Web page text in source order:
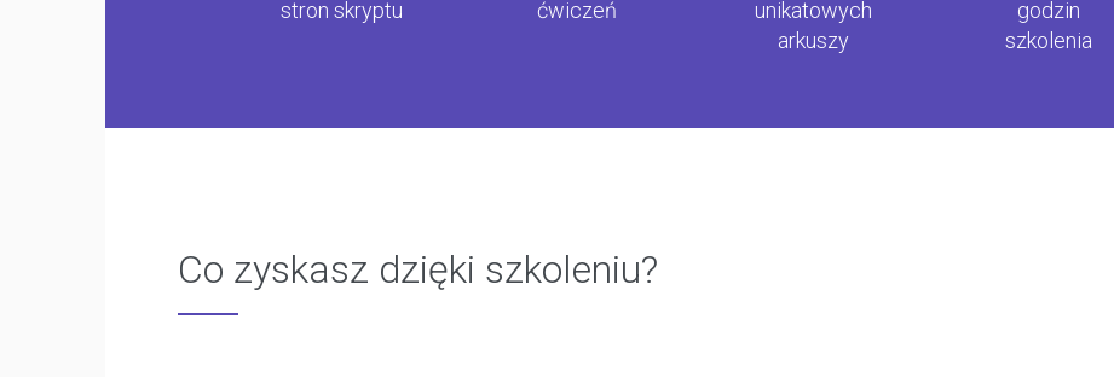
stron skryptu ćwiczeń
unikatowych
arkuszy
godzin
szkolenia
Co zyskasz dzięki szkoleniu?